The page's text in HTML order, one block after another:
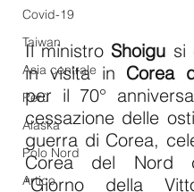
Covid-19
Taiwan
Asia centrale
Perù
Alaska
Polo Nord
Artico
Il ministro Shoigu si
in visita in Corea
per il 70°
cessazione delle
guerra di Corea,
Corea del Nord
"Giorno della